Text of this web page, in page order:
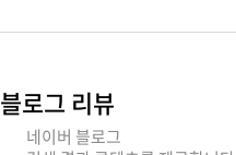
블로그 리뷰
네이버 블로그